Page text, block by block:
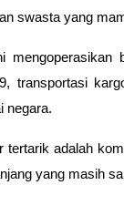
swasta yang
transportasi
negara.
tertarik adalah
yang masih